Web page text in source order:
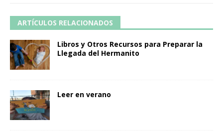
ARTÍCULOS RELACIONADOS
Libros y Otros Recursos para Preparar la
Llegada del Hermanito
Leer en verano